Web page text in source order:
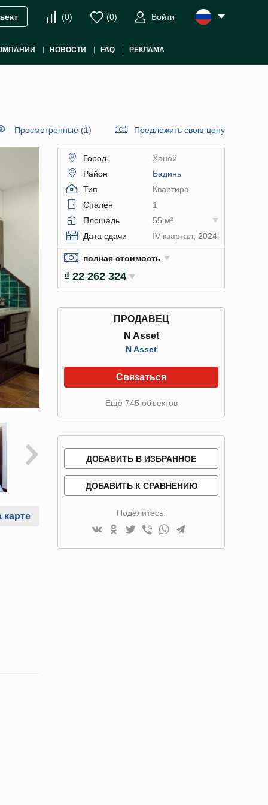
(0) (0) Войти
НОВОСТИ FAQ РЕКЛАМА
Просмотренные (1) Предложить свою цену
карте
Город
Ханой
Район
Бадинь
Тип
Квартира
Спален
1
Площадь
55 м²
Дата сдачи
IV квартал, 2024
полная стоимость
₫ 22 262 324
ПРОДАВЕЦ
N Asset
N Asset
Связаться
Ещё 745 объектов
ДОБАВИТЬ В ИЗБРАННОЕ
ДОБАВИТЬ К СРАВНЕНИЮ
Поделитесь: